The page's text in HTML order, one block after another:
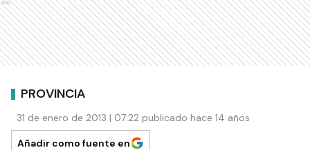
Ads
PROVINCIA
31 de enero de 2013 | 07:22 publicado hace 14 años
Añadir como fuente en